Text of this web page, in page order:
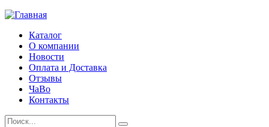
Каталог
О компании
Новости
Оплата и Доставка
Отзывы
ЧаВо
Контакты